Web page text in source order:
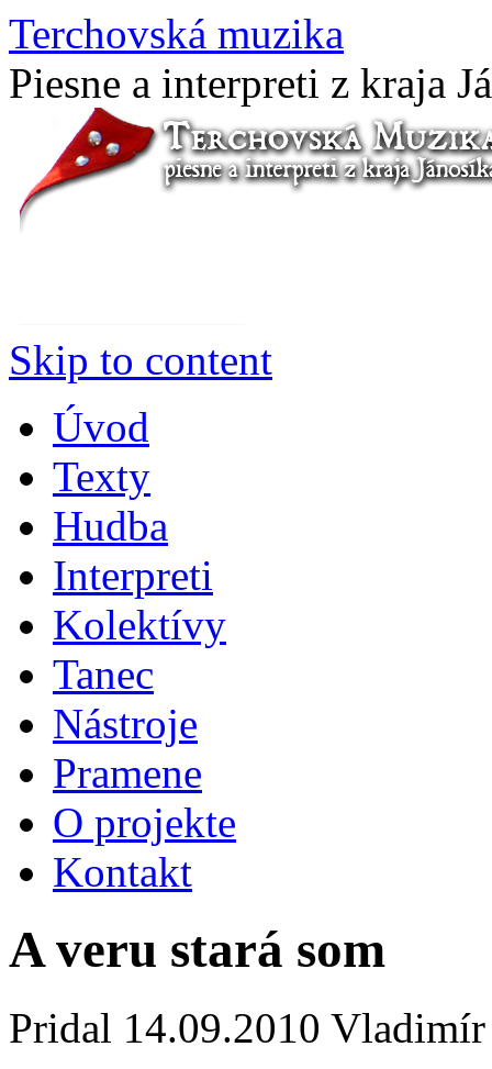
Terchovská muzika
Piesne a interpreti z kraja
Skip to content
Úvod
Texty
Hudba
Interpreti
Kolektívy
Tanec
Nástroje
Pramene
O projekte
Kontakt
A veru stará som
Pridal 14.09.2010